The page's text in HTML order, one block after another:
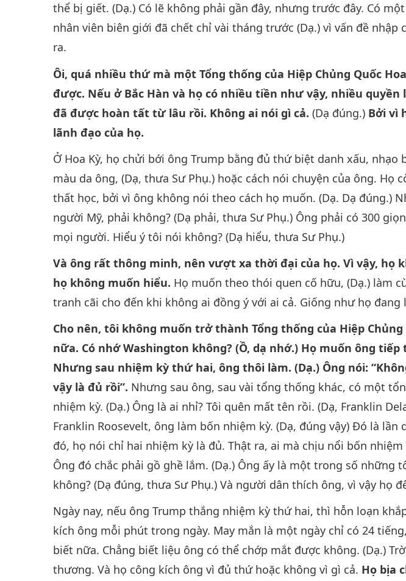
thể bị giết. (Dạ.) Có lẽ không phải gần đây, nhưng trước đây. Có
nhân viên biên giới đã chết chỉ vài tháng trước (Dạ.) vì vấn đề nhập
ra.
Ôi, quá nhiều thứ mà một Tổng thống của Hiệp Chủng Quốc
được. Nếu ở Bắc Hàn và họ có nhiều tiền như vậy, nhiều
đã được hoàn tất từ lâu rồi. Không ai nói gì cả. (Dạ đúng.) Bởi vì
lãnh đạo của họ.
Ở Hoa Kỳ, họ chửi bới ông Trump bằng đủ thứ biệt danh xấu, nhạo
màu da ông, (Dạ, thưa Sư Phụ.) hoặc cách nói chuyện của ông. Họ
thất học, bởi vì ông không nói theo cách họ muốn. (Dạ. Dạ đúng.)
người Mỹ, phải không? (Dạ phải, thưa Sư Phụ.) Ông phải có 300
mọi người. Hiểu ý tôi nói không? (Dạ hiểu, thưa Sư Phụ.)
Và ông rất thông minh, nên vượt xa thời đại của họ. Vì vậy, họ
họ không muốn hiểu. Họ muốn theo thói quen cố hữu, (Dạ.) làm
tranh cãi cho đến khi không ai đồng ý với ai cả. Giống như họ đang
Cho nên, tôi không muốn trở thành Tổng thống của Hiệp Chủng
nữa. Có nhớ Washington không? (Ồ, dạ nhớ.) Họ muốn ông tiếp
Nhưng sau nhiệm kỳ thứ hai, ông thôi làm. (Dạ.) Ông nói:
vậy là đủ rồi”. Nhưng sau ông, sau vài tổng thống khác, có một
nhiệm kỳ. (Dạ.) Ông là ai nhỉ? Tôi quên mất tên rồi. (Dạ, Franklin
Franklin Roosevelt, ông làm bốn nhiệm kỳ. (Dạ, đúng vậy) Đó là lần
đó, họ nói chỉ hai nhiệm kỳ là đủ. Thật ra, ai mà chịu nổi bốn nhiệm
Ông đó chắc phải gồ ghề lắm. (Dạ.) Ông ấy là một trong số những
không? (Dạ đúng, thưa Sư Phụ.) Và người dân thích ông, vì vậy họ
Ngày nay, nếu ông Trump thắng nhiệm kỳ thứ hai, thì hỗn loạn
kích ông mỗi phút trong ngày. May mắn là một ngày chỉ có 24
biết nữa. Chẳng biết liệu ông có thể chớp mắt được không. (Dạ.)
thương. Và họ công kích ông vì đủ thứ hoặc không vì gì cả. Họ bịa